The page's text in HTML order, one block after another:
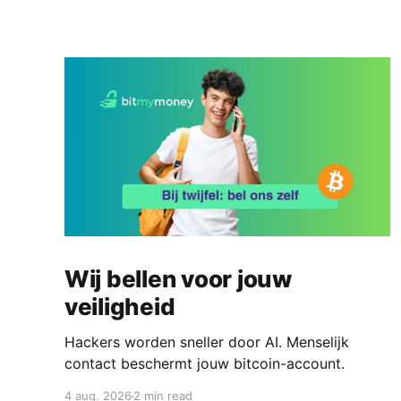
Wij bellen voor jouw
veiligheid
Hackers worden sneller door AI. Menselijk
contact beschermt jouw bitcoin-account.
4 aug. 2026 2 min read